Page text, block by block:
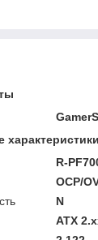
характеристики
R-
OCP/
N
ATX